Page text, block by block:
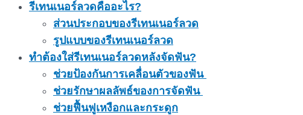
รีเทนเนอร์ลวดคืออะไร?
ส่วนประกอบของรีเทนเนอร์ลวด
รูปแบบของรีเทนเนอร์ลวด
ทำต้องใส่รีเทนเนอร์ลวดหลังจัดฟัน?
ช่วยป้องกันการเคลื่อนตัวของฟัน
ช่วยรักษาผลลัพธ์ของการจัดฟัน
ช่วยฟื้นฟูเหงือกและกระดูก